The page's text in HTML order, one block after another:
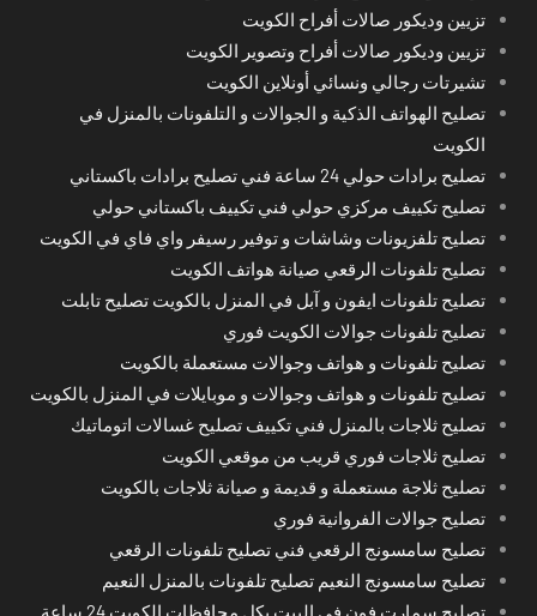
تزيين وديكور صالات أفراح الكويت
تزيين وديكور صالات أفراح وتصوير الكويت
تشيرتات رجالي ونسائي أونلاين الكويت
تصليح الهواتف الذكية و الجوالات و التلفونات بالمنزل في
الكويت
تصليح برادات حولي 24 ساعة فني تصليح برادات باكستاني
تصليح تكييف مركزي حولي فني تكييف باكستاني حولي
تصليح تلفزيونات وشاشات و توفير رسيفر واي فاي في الكويت
تصليح تلفونات الرقعي صيانة هواتف الكويت
تصليح تلفونات ايفون و آبل في المنزل بالكويت تصليح تابلت
تصليح تلفونات جوالات الكويت فوري
تصليح تلفونات و هواتف وجوالات مستعملة بالكويت
تصليح تلفونات و هواتف وجوالات و موبايلات في المنزل بالكويت
تصليح ثلاجات بالمنزل فني تكييف تصليح غسالات اتوماتيك
تصليح ثلاجات فوري قريب من موقعي الكويت
تصليح ثلاجة مستعملة و قديمة و صيانة ثلاجات بالكويت
تصليح جوالات الفروانية فوري
تصليح سامسونج الرقعي فني تصليح تلفونات الرقعي
تصليح سامسونج النعيم تصليح تلفونات بالمنزل النعيم
تصليح سمارت فون في البيت بكل محافظات الكويت 24 ساعة